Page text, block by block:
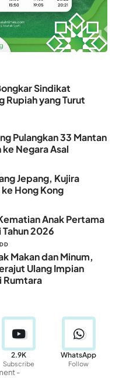
Sindikat
Rupiah yang Turut
Pulangkan 33 Mantan
ke Negara Asal
Jepang, Kujira
Hong Kong
Anak Pertama
2026
Makan dan Minum,
Ulang Impian
Rumtara
2.9K
Subscribe
WhatsApp
Follow
-